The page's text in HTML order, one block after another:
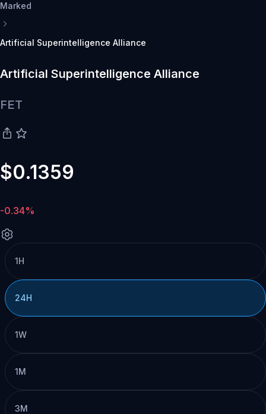
Marked
Artificial Superintelligence Alliance
Artificial Superintelligence Alliance
FET
$0.1359
-0.34%
1H
24H
1W
1M
3M